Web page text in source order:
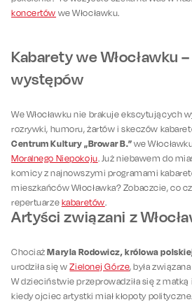
koncertów we Włocławku.
Kabarety we Włocławku
występów
We Włocławku nie brakuje ekscytujących
rozrywki, humoru, żartów i skeczów
Centrum Kultury „Browar B.” we
Moralnego Niepokoju. Już niebawem do
komicy z najnowszymi programami
mieszkańców Włocławka? Zobaczcie, co
repertuarze kabaretów.
Artyści związani z
ChociażMaryla Rodowicz, królowa
urodziła się wZielonej Górze, była
W dzieciństwie przeprowadziła się z matką
kiedy ojciec artystki miał kłopoty